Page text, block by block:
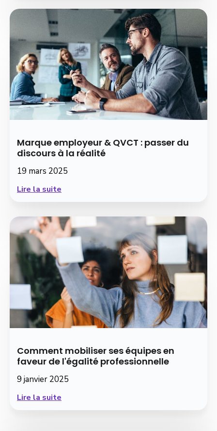
Marque employeur & QVCT : passer du
discours à la réalité
19 mars 2025
Lire la suite
Comment mobiliser ses équipes en
faveur de l'égalité professionnelle
9 janvier 2025
Lire la suite